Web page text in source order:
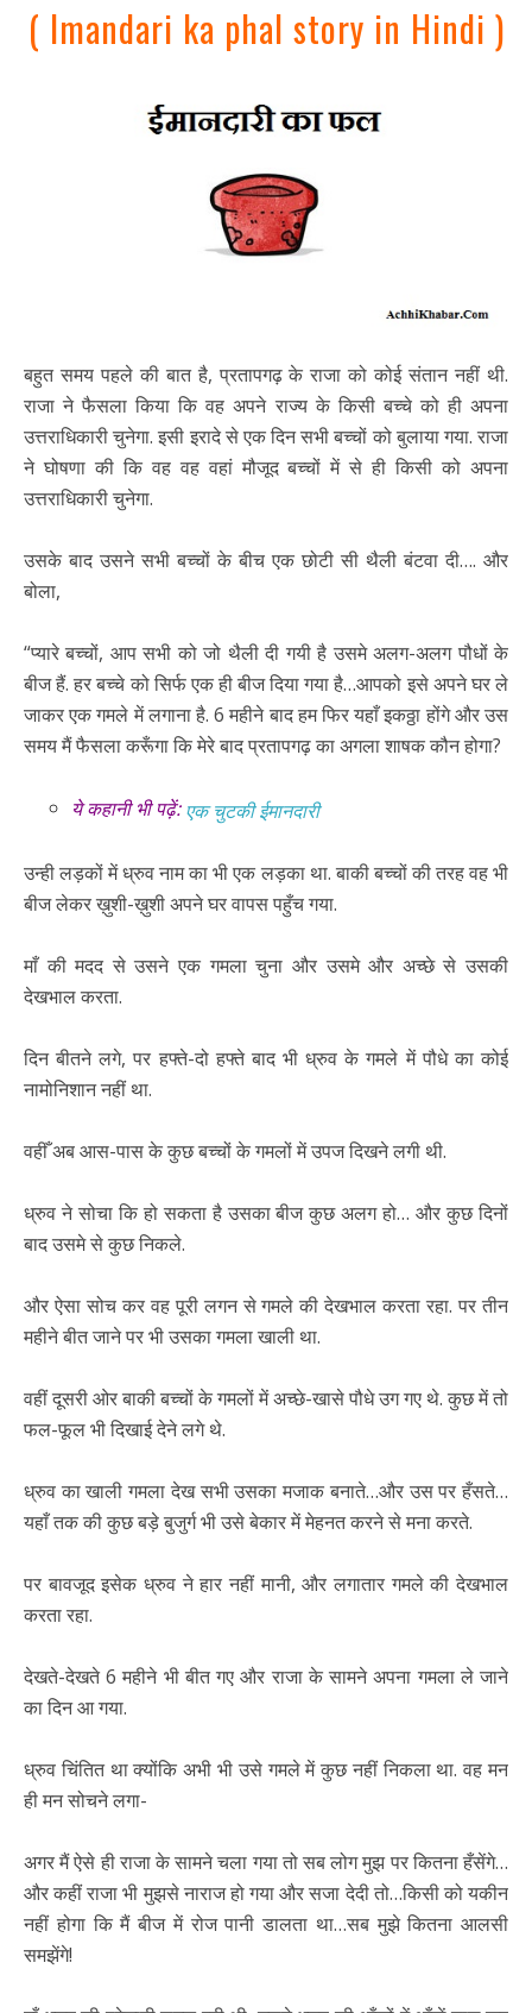
( Imandari ka phal story in Hindi )
बहुत समय पहले की बात है, प्रतापगढ़ के राजा को कोई संतान नहीं थी.
राजा ने फैसला किया कि वह अपने राज्य के किसी बच्चे को ही अपना
उत्तराधिकारी चुनेगा. इसी इरादे से एक दिन सभी बच्चों को बुलाया गया. राजा
ने घोषणा की कि वह वह वहां मौजूद बच्चों में से ही किसी को अपना
उत्तराधिकारी चुनेगा.
उसके बाद उसने सभी बच्चों के बीच एक छोटी सी थैली बंटवा दी…. और
बोला,
“प्यारे बच्चों, आप सभी को जो थैली दी गयी है उसमे अलग-अलग पौधों के
बीज हैं. हर बच्चे को सिर्फ एक ही बीज दिया गया है…आपको इसे अपने घर ले
जाकर एक गमले में लगाना है. 6 महीने बाद हम फिर यहाँ इकठ्ठा होंगे और उस
समय मैं फैसला करूँगा कि मेरे बाद प्रतापगढ़ का अगला शाषक कौन होगा?
ये कहानी भी पढ़ें:एक चुटकी ईमानदारी
उन्ही लड़कों में ध्रुव नाम का भी एक लड़का था. बाकी बच्चों की तरह वह भी
बीज लेकर ख़ुशी-ख़ुशी अपने घर वापस पहुँच गया.
माँ की मदद से उसने एक गमला चुना और उसमे और अच्छे से उसकी
देखभाल करता.
दिन बीतने लगे, पर हफ्ते-दो हफ्ते बाद भी ध्रुव के गमले में पौधे का कोई
नामोनिशान नहीं था.
वहीँ अब आस-पास के कुछ बच्चों के गमलों में उपज दिखने लगी थी.
ध्रुव ने सोचा कि हो सकता है उसका बीज कुछ अलग हो… और कुछ दिनों
बाद उसमे से कुछ निकले.
और ऐसा सोच कर वह पूरी लगन से गमले की देखभाल करता रहा. पर तीन
महीने बीत जाने पर भी उसका गमला खाली था.
वहीं दूसरी ओर बाकी बच्चों के गमलों में अच्छे-खासे पौधे उग गए थे. कुछ में तो
फल-फूल भी दिखाई देने लगे थे.
ध्रुव का खाली गमला देख सभी उसका मजाक बनाते…और उस पर हँसते…
यहाँ तक की कुछ बड़े बुजुर्ग भी उसे बेकार में मेहनत करने से मना करते.
पर बावजूद इसेक ध्रुव ने हार नहीं मानी, और लगातार गमले की देखभाल
करता रहा.
देखते-देखते 6 महीने भी बीत गए और राजा के सामने अपना गमला ले जाने
का दिन आ गया.
ध्रुव चिंतित था क्योंकि अभी भी उसे गमले में कुछ नहीं निकला था. वह मन
ही मन सोचने लगा-
अगर मैं ऐसे ही राजा के सामने चला गया तो सब लोग मुझ पर कितना हँसेंगे…
और कहीं राजा भी मुझसे नाराज हो गया और सजा देदी तो…किसी को यकीन
नहीं होगा कि मैं बीज में रोज पानी डालता था…सब मुझे कितना आलसी
समझेंगे!